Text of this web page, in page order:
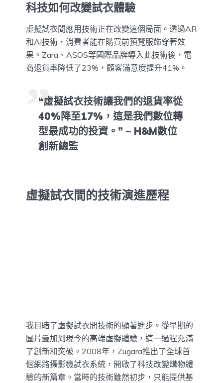
科技如何改變試衣體驗
虛擬試衣間應用技術正在改變這個局面。透過AR
和AI技術，消費者能在購買前預覽服飾穿著效
果。Zara、ASOS等國際品牌導入此技術後，電
商退貨率降低了23%，顧客滿意度提升41%。
“虛擬試衣技術讓我們的退貨率從
40%降至17%，這是我們數位轉
型最成功的投資。” – H&M數位
創新總監
虛擬試衣間的技術演進歷程
我目睹了虛擬試衣間技術的顯著進步。從早期的
圖片疊加到現今的高端虛擬體驗，這一過程充滿
了創新和突破。2008年，Zugara推出了全球首
個網路攝影機試衣系統，開啟了科技改變購物體
驗的新篇章。當時的技術雖然初步，只能提供基